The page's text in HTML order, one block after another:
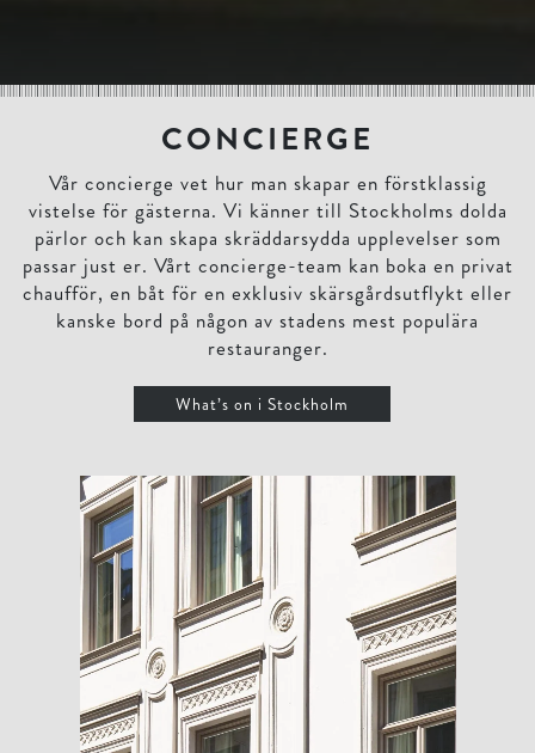
CONCIERGE
Vår concierge vet hur man skapar en förstklassig
vistelse för gästerna. Vi känner till Stockholms dolda
pärlor och kan skapa skräddarsydda upplevelser som
passar just er. Vårt concierge-team kan boka en privat
chaufför, en båt för en exklusiv skärsgårdsutflykt eller
kanske bord på någon av stadens mest populära
restauranger.
What’s on i Stockholm